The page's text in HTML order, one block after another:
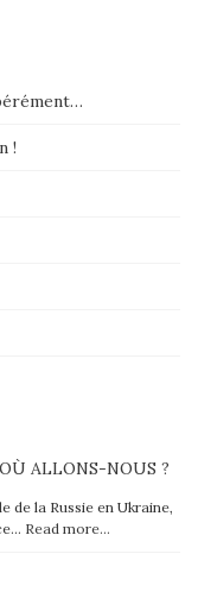
!
ALLONS-NOUS ?
de la Russie en Ukraine,
Read more…